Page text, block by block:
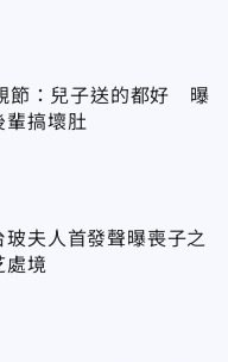
節：兒子送的都好 曝
輩搞壞肚
夫人首發聲曝喪子之
境